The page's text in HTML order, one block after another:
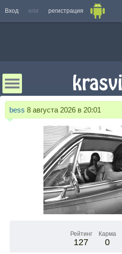
Вход или регистрация
bess 8 августа 2026 в 20:01
Рейтинг
127
Карма
0